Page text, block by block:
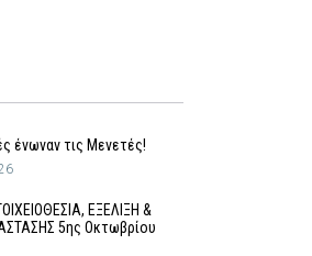
ένωναν τις Μενετές!
ΕΞΕΛΙΞΗ &
5ης Οκτωβρίου